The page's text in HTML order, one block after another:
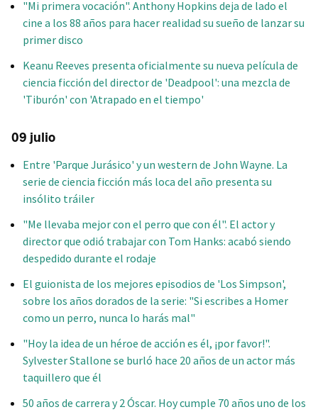
"Mi primera vocación". Anthony Hopkins deja de lado el
cine a los 88 años para hacer realidad su sueño de lanzar su
primer disco
Keanu Reeves presenta oficialmente su nueva película de
ciencia ficción del director de 'Deadpool': una mezcla de
'Tiburón' con 'Atrapado en el tiempo'
09 julio
Entre 'Parque Jurásico' y un western de John Wayne. La
serie de ciencia ficción más loca del año presenta su
insólito tráiler
"Me llevaba mejor con el perro que con él". El actor y
director que odió trabajar con Tom Hanks: acabó siendo
despedido durante el rodaje
El guionista de los mejores episodios de 'Los Simpson',
sobre los años dorados de la serie: "Si escribes a Homer
como un perro, nunca lo harás mal"
"Hoy la idea de un héroe de acción es él, ¡por favor!".
Sylvester Stallone se burló hace 20 años de un actor más
taquillero que él
50 años de carrera y 2 Óscar. Hoy cumple 70 años uno de los